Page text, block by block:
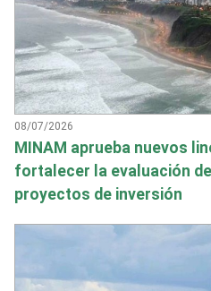
08/07/2026
MINAM aprueba nuevos
fortalecer la evaluación
proyectos de inversión